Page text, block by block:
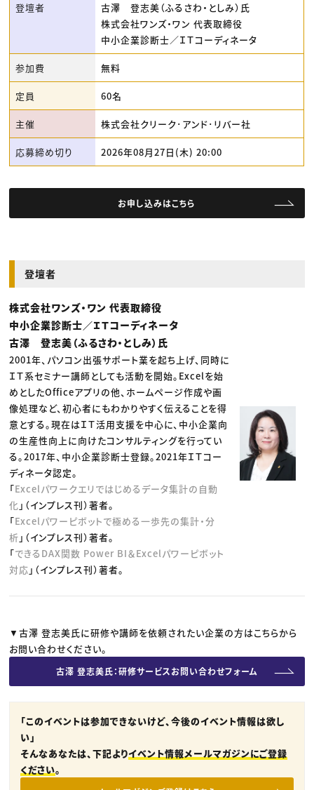
登壇者
古澤 登志美（ふるさわ・としみ）氏
株式会社ワンズ・ワン 代表取締役
中小企業診断士／ＩＴコーディネータ
参加費 無料
定員 60名
主催 株式会社クリーク･アンド･リバー社
応募締め切り 2026年08月27日(木) 20:00
お申し込みはこちら
登壇者
株式会社ワンズ・ワン 代表取締役
中小企業診断士／ＩＴコーディネータ
古澤 登志美（ふるさわ・としみ）氏
2001年、パソコン出張サポート業を起ち上げ、同時に
ＩＴ系セミナー講師としても活動を開始。Excelを始
めとしたOfficeアプリの他、ホームページ作成や画
像処理など、初心者にもわかりやすく伝えることを得
意とする。現在はＩＴ活用支援を中心に、中小企業向
の生産性向上に向けたコンサルティングを行ってい
る。2017年、中小企業診断士登録。2021年ＩＴコー
ディネータ認定。
「Excelパワークエリではじめるデータ集計の自動
化 」（インプレス刊）著者。
「Excelパワーピボットで極める一歩先の集計・分
析 」（インプレス刊）著者。
「できるDAX関数 Power BI＆Excelパワーピボット
対応 」（インプレス刊）著者。
▼古澤 登志美氏に研修や講師を依頼されたい企業の方はこちらから
お問い合わせください。
古澤 登志美氏：研修サービスお問い合わせフォーム
「このイベントは参加できないけど、今後のイベント情報は欲し
い」
そんなあなたは、下記よりイベント情報メールマガジンにご登録
ください。